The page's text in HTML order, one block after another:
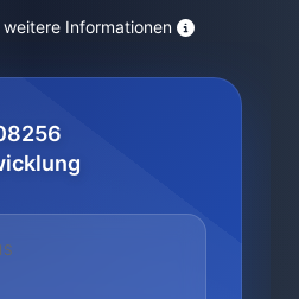
weitere Informationen